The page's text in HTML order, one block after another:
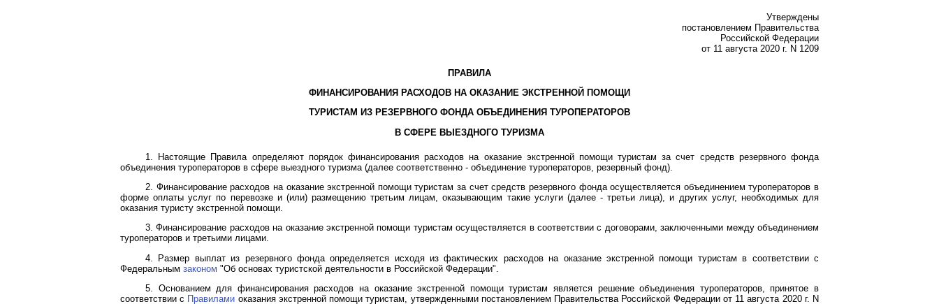
Утверждены
постановлением Правительства
Российской Федерации
от 11 августа 2020 г. N 1209
ПРАВИЛА
ФИНАНСИРОВАНИЯ РАСХОДОВ НА ОКАЗАНИЕ ЭКСТРЕННОЙ ПОМОЩИ
ТУРИСТАМ ИЗ РЕЗЕРВНОГО ФОНДА ОБЪЕДИНЕНИЯ ТУРОПЕРАТОРОВ
В СФЕРЕ ВЫЕЗДНОГО ТУРИЗМА
1. Настоящие Правила определяют порядок финансирования расходов на оказание экстренной помощи туристам за счет средств резервного фонда
объединения туроператоров в сфере выездного туризма (далее соответственно - объединение туроператоров, резервный фонд).
2. Финансирование расходов на оказание экстренной помощи туристам за счет средств резервного фонда осуществляется объединением туроператоров в
форме оплаты услуг по перевозке и (или) размещению третьим лицам, оказывающим такие услуги (далее - третьи лица), и других услуг, необходимых для
оказания туристу экстренной помощи.
3. Финансирование расходов на оказание экстренной помощи туристам осуществляется в соответствии с договорами, заключенными между объединением
туроператоров и третьими лицами.
4. Размер выплат из резервного фонда определяется исходя из фактических расходов на оказание экстренной помощи туристам в соответствии с
Федеральным законом "Об основах туристской деятельности в Российской Федерации".
5. Основанием для финансирования расходов на оказание экстренной помощи туристам является решение объединения туроператоров, принятое в
соответствии с Правилами оказания экстренной помощи туристам, утвержденными постановлением Правительства Российской Федерации от 11 августа 2020 г. N